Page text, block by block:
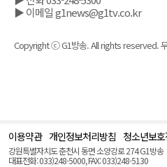
▶ 이메일 g1news@g1tv.co.kr
Copyright ⓒ G1방송. All rights reserved.
이용약관 개인정보처리방침 청소년보
강원특별자치도 춘천시 동면 소양강로 274 G1방송
대표전화: 033)248-5000, FAX: 033)248-5130